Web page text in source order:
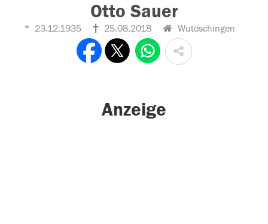
Otto Sauer
23.12.1935 25.08.2018 Wutöschingen
Anzeige